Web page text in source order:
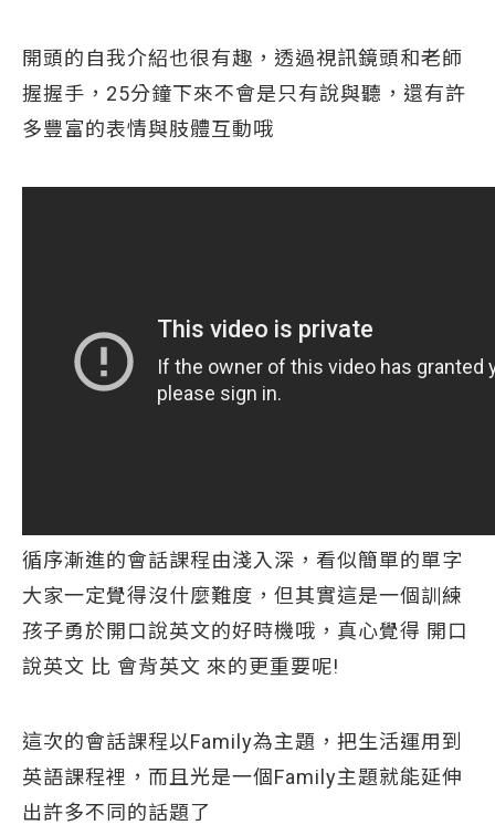
開頭的自我介紹也很有趣，透過視訊鏡頭和老師
握握手，25分鐘下來不會是只有說與聽，還有許
多豐富的表情與肢體互動哦
循序漸進的會話課程由淺入深，看似簡單的單字
大家一定覺得沒什麼難度，但其實這是一個訓練
孩子勇於開口說英文的好時機哦，真心覺得 開口
說英文 比 會背英文 來的更重要呢!
這次的會話課程以Family為主題，把生活運用到
英語課程裡，而且光是一個Family主題就能延伸
出許多不同的話題了